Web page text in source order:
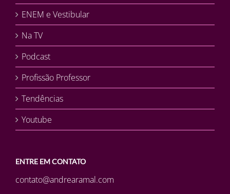
ENEM e Vestibular
Na TV
Podcast
Profissão Professor
Tendências
Youtube
ENTRE EM CONTATO
contato@andrearamal.com